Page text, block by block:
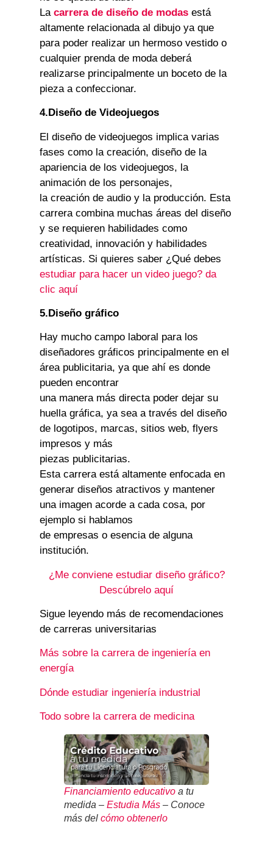
La carrera de diseño de modas está
altamente relacionada al dibujo ya que
para poder realizar un hermoso vestido o
cualquier prenda de moda deberá
realizarse principalmente un boceto de la
pieza a confeccionar.
4.Diseño de Videojuegos
El diseño de videojuegos implica varias
fases como la creación, diseño de la
apariencia de los videojuegos, la
animación de los personajes,
la creación de audio y la producción. Esta
carrera combina muchas áreas del diseño
y se requieren habilidades como
creatividad, innovación y habilidades
artísticas. Si quieres saber ¿Qué debes
estudiar para hacer un video juego? da
clic aquí
5.Diseño gráfico
Hay mucho campo laboral para los
diseñadores gráficos principalmente en el
área publicitaria, ya que ahí es donde
pueden encontrar
una manera más directa poder dejar su
huella gráfica, ya sea a través del diseño
de logotipos, marcas, sitios web, flyers
impresos y más
piezas publicitarias.
Esta carrera está altamente enfocada en
generar diseños atractivos y mantener
una imagen acorde a cada cosa, por
ejemplo si hablamos
de empresas o esencia de alguna
institución.
¿Me conviene estudiar diseño gráfico?
Descúbrelo aquí
Sigue leyendo más de recomendaciones
de carreras universitarias
Más sobre la carrera de ingeniería en
energía
Dónde estudiar ingeniería industrial
Todo sobre la carrera de medicina
Financiamiento educativo a tu
medida – Estudia Más – Conoce
más del cómo obtenerlo